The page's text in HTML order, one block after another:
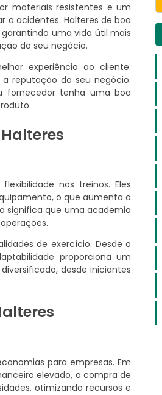
materiais resistentes e um
a acidentes. Halteres de boa
uma vida útil mais
do seu negócio.
experiência ao cliente.
reputação do seu negócio.
fornecedor tenha uma boa
nos treinos. Eles
o que aumenta a
significa que uma academia
de exercício. Desde o
proporciona um
desde iniciantes
para empresas. Em
elevado, a compra de
otimizando recursos e